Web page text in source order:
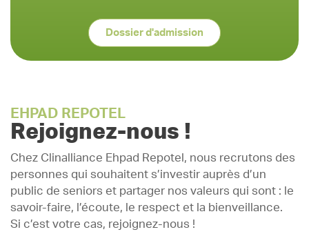
Dossier d'admission
EHPAD REPOTEL
Rejoignez-nous !
Chez Clinalliance Ehpad Repotel, nous recrutons des
personnes qui souhaitent s’investir auprès d’un
public de seniors et partager nos valeurs qui sont : le
savoir-faire, l’écoute, le respect et la bienveillance.
Si c’est votre cas, rejoignez-nous !